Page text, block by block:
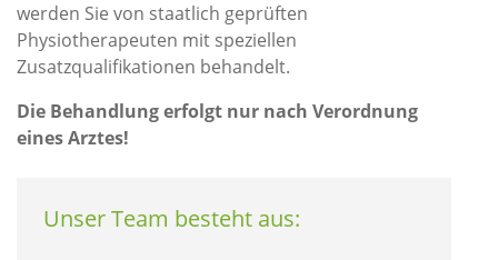
werden Sie von staatlich geprüften
Physiotherapeuten mit speziellen
Zusatzqualifikationen behandelt.
Die Behandlung erfolgt nur nach Verordnung
eines Arztes!
Unser Team besteht aus: